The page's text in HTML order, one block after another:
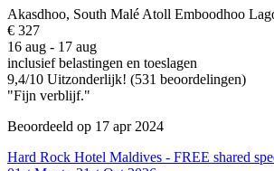
Akasdhoo, South Malé Atoll Emboodhoo
€ 327
16 aug - 17 aug
inclusief belastingen en toeslagen
9,4/10 Uitzonderlijk! (531 beoordelingen)
"Fijn verblijf."
Beoordeeld op 17 apr 2024
Hard Rock Hotel Maldives - FREE shared